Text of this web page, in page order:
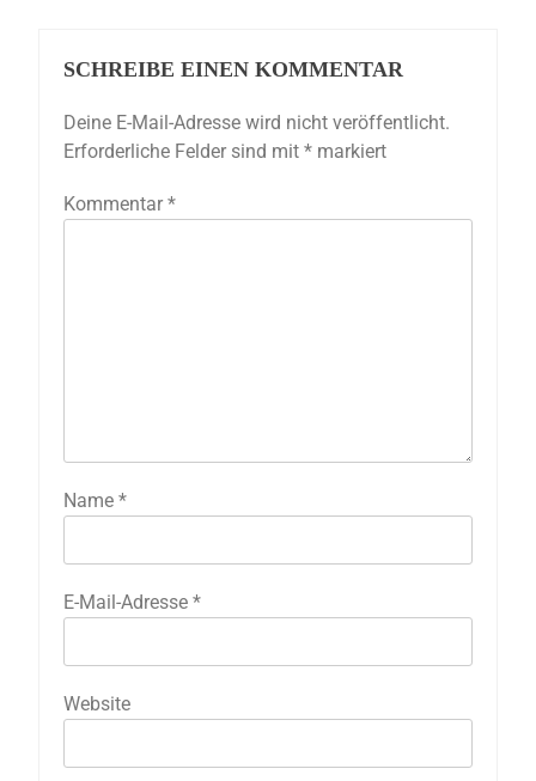
SCHREIBE EINEN KOMMENTAR
Deine E-Mail-Adresse wird nicht veröffentlicht.
Erforderliche Felder sind mit * markiert
Kommentar *
Name *
E-Mail-Adresse *
Website